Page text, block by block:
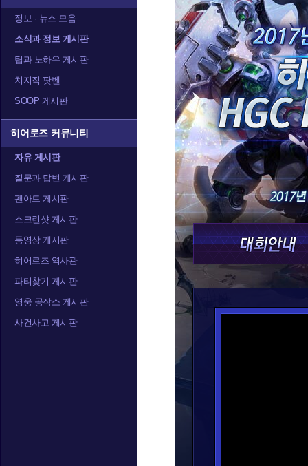
정보 · 뉴스 모음
소식과 정보 게시판
팁과 노하우 게시판
치지직 팟벤
SOOP 게시판
히어로즈 커뮤니티
자유 게시판
질문과 답변 게시판
팬아트 게시판
스크린샷 게시판
동영상 게시판
히어로즈 역사관
파티찾기 게시판
영웅 공작소 게시판
사건사고 게시판